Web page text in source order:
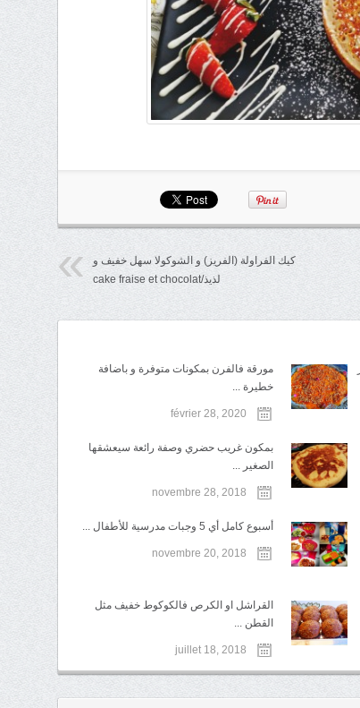
كيك الفراولة (الفريز) و الشوكولا سهل خفيف و
لذيذ/cake fraise et chocolat
مورقة فالفرن بمكونات متوفرة و باضافة
خطيرة ...
février 28, 2020
بمكون غريب حضري وصفة رائعة سيعشقها
الصغير ...
novembre 28, 2018
أسبوع كامل أي 5 وجبات مدرسية للأطفال ...
novembre 20, 2018
القراشل او الكرص فالكوكوط خفيف مثل
القطن ...
juillet 18, 2018